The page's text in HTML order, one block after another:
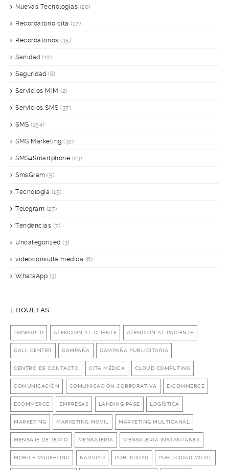
Nuevas Tecnologías (20)
Recordatorio cita (17)
Recordatorios (35)
Sanidad (12)
Seguridad (8)
Servicios MIM (2)
Servicios SMS (37)
SMS (154)
SMS Marketing (32)
SMS4Smartphone (23)
SmsGram (5)
Tecnología (15)
Telegram (27)
Tendencias (7)
Uncategorized (3)
videoconsulta médica (6)
WhatsApp (3)
ETIQUETAS
160WORLD ATENCIÓN AL CLIENTE ATENCIÓN AL PACIENTE
CALL CENTER CAMPAÑA CAMPAÑA PUBLICITARIA
CENTRO DE CONTACTO CITA MÉDICA CLOUD COMPUTING
COMUNICACIÓN COMUNICACIÓN CORPORATIVA E-COMMERCE
ECOMMERCE EMPRESAS LANDING PAGE LOGÍSTICA
MARKETING MARKETING MOVIL MARKETING MULTICANAL
MENSAJE DE TEXTO MENSAJERÍA MENSAJERÍA INSTANTÁNEA
MOBILE MARKETING NAVIDAD PUBLICIDAD PUBLICIDAD MÓVIL